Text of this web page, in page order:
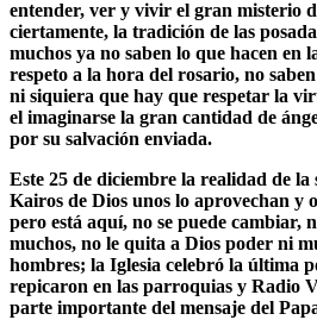
entender, ver y vivir el gran misterio
ciertamente, la tradición de las
muchos ya no saben lo que hacen en
respeto a la hora del rosario, no
ni siquiera que hay que respetar la
el imaginarse la gran cantidad de
por su salvación enviada.
Este 25 de diciembre la realidad de la
Kairos de Dios unos lo aprovechan y
pero está aquí, no se puede cambiar,
muchos, no le quita a Dios poder ni
hombres; la Iglesia celebró la última
repicaron en las parroquias y Radio
parte importante del mensaje del